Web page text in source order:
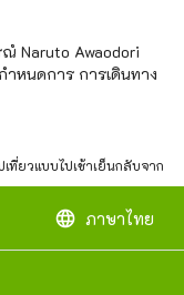
Naruto Awaodori
ำหนดการ การเดินทาง
ที่ยวแบบไปเช้าเย็นกลับจาก โ
language ภาษาไทย